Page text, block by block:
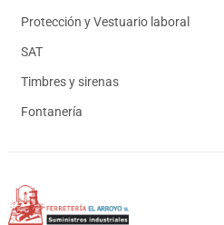
Protección y Vestuario laboral
SAT
Timbres y sirenas
Fontanería